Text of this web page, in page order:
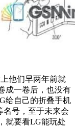
他们早两年前就
成一卷后，也没有
给自己的折叠手机
名号，至于未来会
就要看LG能玩处